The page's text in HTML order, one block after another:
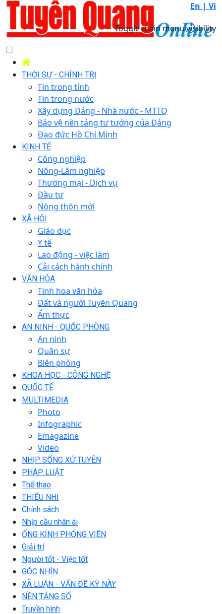
En | Vi
Toggle main menu visibility
THỜI SỰ - CHÍNH TRỊ
Tin trong tỉnh
Tin trong nước
Xây dựng Đảng - Nhà nước - MTTQ
Bảo vệ nền tảng tư tưởng của Đảng
Đạo đức Hồ Chí Minh
KINH TẾ
Công nghiệp
Nông-Lâm nghiệp
Thương mại - Dịch vụ
Đầu tư
Nông thôn mới
XÃ HỘI
Giáo dục
Y tế
Lao động - việc làm
Cải cách hành chính
VĂN HÓA
Tinh hoa văn hóa
Đất và người Tuyên Quang
Ẩm thực
AN NINH - QUỐC PHÒNG
An ninh
Quân sự
Biên phòng
KHOA HỌC - CÔNG NGHỆ
QUỐC TẾ
MULTIMEDIA
Photo
Infographic
Emagazine
Video
NHỊP SỐNG XỨ TUYÊN
PHÁP LUẬT
Thể thao
THIẾU NHI
Chính sách
Nhịp cầu nhân ái
ỐNG KÍNH PHÓNG VIÊN
Giải trí
Người tốt - Việc tốt
GÓC NHÌN
XÃ LUẬN - VẤN ĐỀ KỲ NÀY
NỀN TẢNG SỐ
Truyền hình